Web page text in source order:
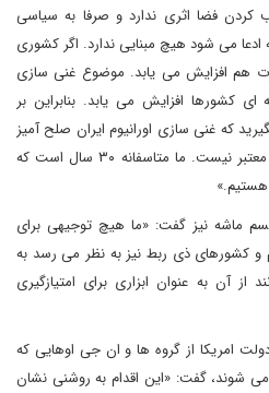
کردن فضا اثری ندارد و صرفا به سیاسی
می شود هیچ مبنایی ندارد. اگر کشوری
هم افزایش می یابد. موضوع غنی سازی
کشورها افزایش می یابد. بنابراین بر
که غنی سازی اورانیوم ایران صلح آمیز
نیست، هیچ سند و مدرکی ندارد و معتبر نیست. ما متاسفانه ۳۰ سال است که
ماشه نیز گفت: «ما هیچ توجیهی برای
و کشورهای ذی ربط نیز به نظر می رسد به
از آن به عنوان ابزاری برای امتیازگیری
امریکا از گروه ها و ان جی اوهایی که
شوند، گفت: «این اقدام به روشنی نشان